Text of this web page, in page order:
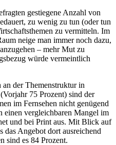
gestiegene Anzahl von
zu wenig zu tun (oder tun
zu vermitteln. Im
neige man immer noch dazu,
– mehr Mut zu
würde vermeintlich
der Themenstruktur in
75 Prozent) sind der
im Fernsehen nicht genügend
einen vergleichbaren Mangel im
und bei Print aus. Mit Blick auf
das Angebot dort ausreichend
sind es 84 Prozent.